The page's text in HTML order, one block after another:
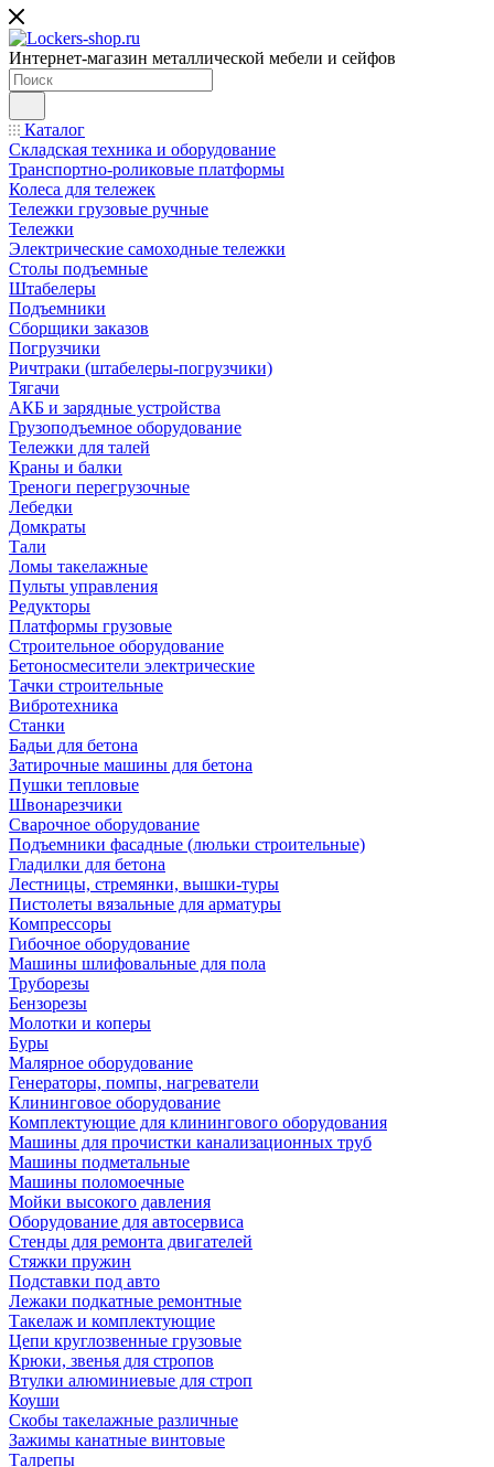
Интернет-магазин металлической мебели и сейфов
Каталог
Складская техника и оборудование
Транспортно-роликовые платформы
Колеса для тележек
Тележки грузовые ручные
Тележки
Электрические самоходные тележки
Столы подъемные
Штабелеры
Подъемники
Сборщики заказов
Погрузчики
Ричтраки (штабелеры-погрузчики)
Тягачи
АКБ и зарядные устройства
Грузоподъемное оборудование
Тележки для талей
Краны и балки
Треноги перегрузочные
Лебедки
Домкраты
Тали
Ломы такелажные
Пульты управления
Редукторы
Платформы грузовые
Строительное оборудование
Бетоносмесители электрические
Тачки строительные
Вибротехника
Станки
Бадьи для бетона
Затирочные машины для бетона
Пушки тепловые
Швонарезчики
Сварочное оборудование
Подъемники фасадные (люльки строительные)
Гладилки для бетона
Лестницы, стремянки, вышки-туры
Пистолеты вязальные для арматуры
Компрессоры
Гибочное оборудование
Машины шлифовальные для пола
Труборезы
Бензорезы
Молотки и коперы
Буры
Малярное оборудование
Генераторы, помпы, нагреватели
Клининговое оборудование
Комплектующие для клинингового оборудования
Машины для прочистки канализационных труб
Машины подметальные
Машины поломоечные
Мойки высокого давления
Оборудование для автосервиса
Стенды для ремонта двигателей
Стяжки пружин
Подставки под авто
Лежаки подкатные ремонтные
Такелаж и комплектующие
Цепи круглозвенные грузовые
Крюки, звенья для стропов
Втулки алюминиевые для строп
Коуши
Скобы такелажные различные
Зажимы канатные винтовые
Талрепы